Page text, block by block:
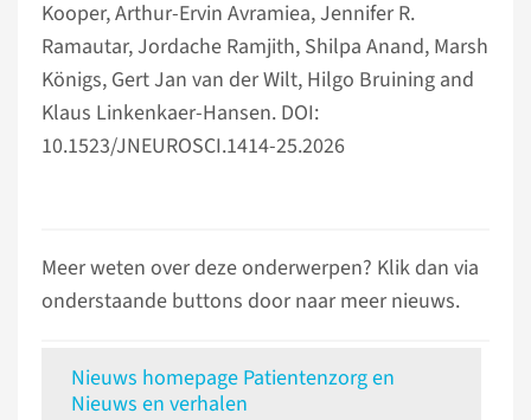
Kooper, Arthur-Ervin Avramiea, Jennifer R.
Ramautar, Jordache Ramjith, Shilpa Anand, Marsh
Königs, Gert Jan van der Wilt, Hilgo Bruining and
Klaus Linkenkaer-Hansen. DOI:
10.1523/JNEUROSCI.1414-25.2026
Meer weten over deze onderwerpen? Klik dan via
onderstaande buttons door naar meer nieuws.
Nieuws homepage Patientenzorg en
Nieuws en verhalen